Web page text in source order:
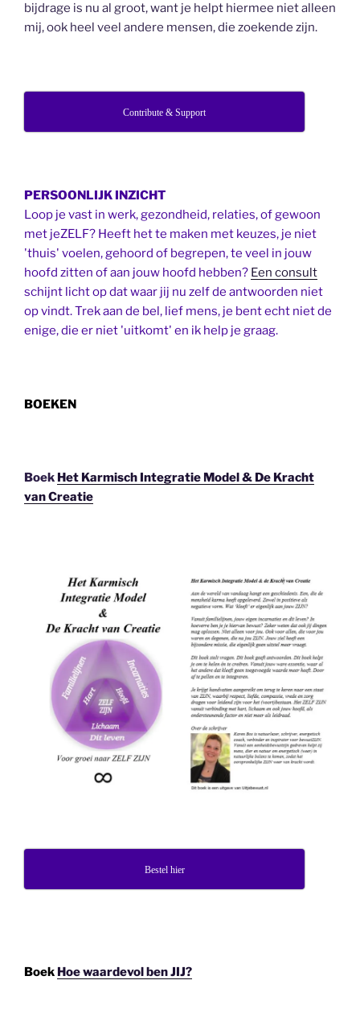
bijdrage is nu al groot, want je helpt hiermee niet alleen
mij, ook heel veel andere mensen, die zoekende zijn.
Contribute & Support
PERSOONLIJK INZICHT
Loop je vast in werk, gezondheid, relaties, of gewoon
met jeZELF? Heeft het te maken met keuzes, je niet
'thuis' voelen, gehoord of begrepen, te veel in jouw
hoofd zitten of aan jouw hoofd hebben? Een consult
schijnt licht op dat waar jij nu zelf de antwoorden niet
op vindt. Trek aan de bel, lief mens, je bent echt niet de
enige, die er niet 'uitkomt' en ik help je graag.
BOEKEN
Boek Het Karmisch Integratie Model & De Kracht
van Creatie
Bestel hier
Boek Hoe waardevol ben JIJ?